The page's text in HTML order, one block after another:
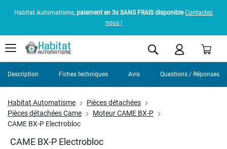
Habitat Automatisme, paiement en 3x SANS FRAIS disponible Contactez
nous !
Rechercher
Habitat Automatisme
Pièces détachées
Pièces détachées Came
Moteur CAME BX-P
CAME BX-P Electrobloc
CAME BX-P Electrobloc
Description Fiches techniques Avis Questions / Réponses